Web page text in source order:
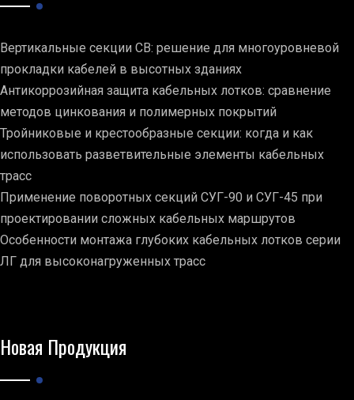
Вертикальные секции СВ: решение для многоуровневой
прокладки кабелей в высотных зданиях
Антикоррозийная защита кабельных лотков: сравнение
методов цинкования и полимерных покрытий
Тройниковые и крестообразные секции: когда и как
использовать разветвительные элементы кабельных
трасс
Применение поворотных секций СУГ-90 и СУГ-45 при
проектировании сложных кабельных маршрутов
Особенности монтажа глубоких кабельных лотков серии
ЛГ для высоконагруженных трасс
Новая Продукция